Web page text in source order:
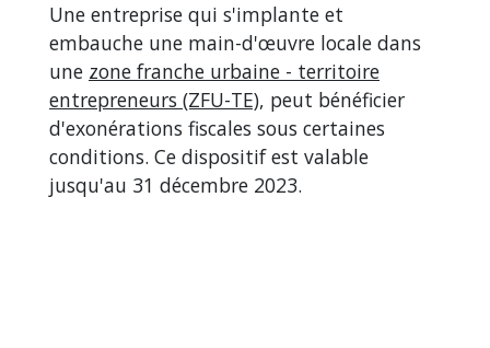
Une entreprise qui s'implante et
embauche une main-d'œuvre locale dans
une zone franche urbaine - territoire
entrepreneurs (ZFU-TE), peut bénéficier
d'exonérations fiscales sous certaines
conditions. Ce dispositif est valable
jusqu'au 31 décembre 2023.